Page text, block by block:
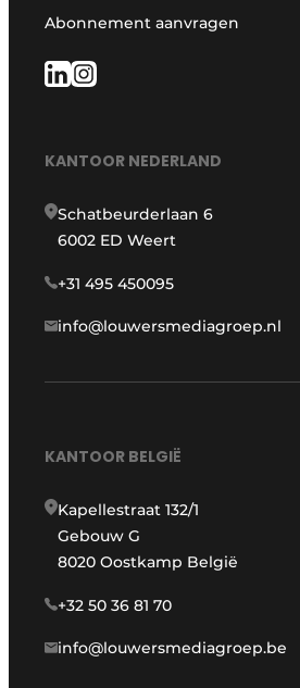
Abonnement aanvragen
KANTOOR NEDERLAND
Schatbeurderlaan 6
6002 ED Weert
+31 495 450095
info@louwersmediagroep.nl
KANTOOR BELGIË
Kapellestraat 132/1
Gebouw G
8020 Oostkamp België
+32 50 36 81 70
info@louwersmediagroep.be